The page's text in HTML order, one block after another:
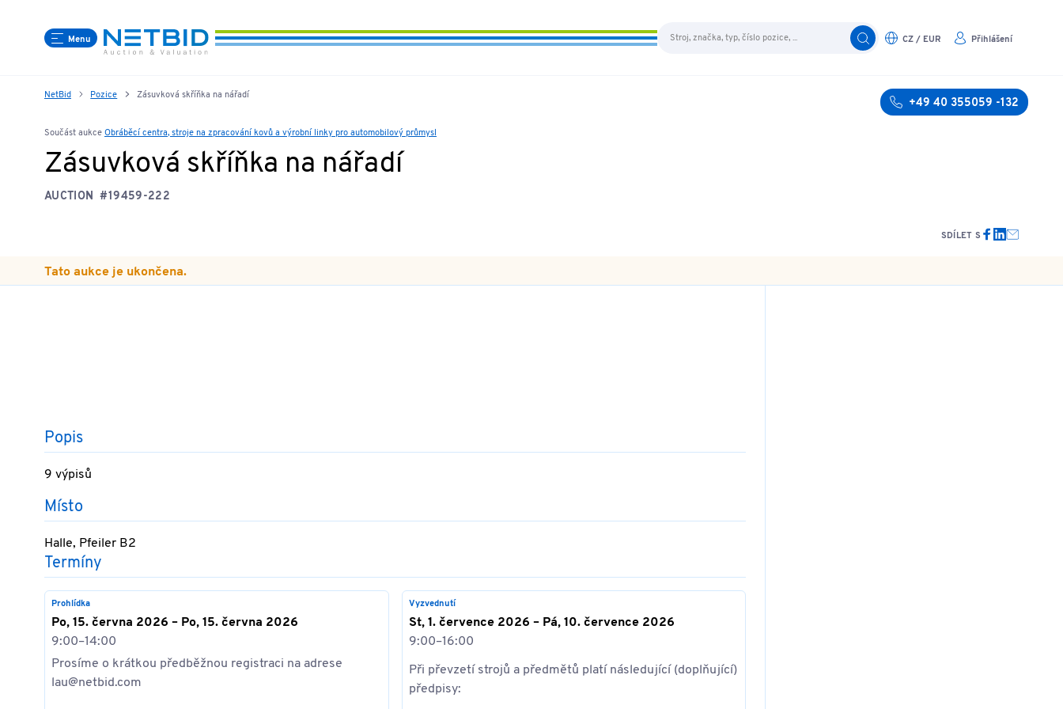
Menu CZ / EUR Přihlášení
NetBid Pozice Zásuvková skříňka na nářadí
+49 40 355059 -132
Součást aukce Obráběcí centra, stroje na zpracování kovů a výrobní linky pro automobilový průmysl
Zásuvková skříňka na nářadí
AUCTION #19459-222
SDÍLET S
Tato aukce je ukončena.
Popis
9 výpisů
Místo
Halle, Pfeiler B2
Termíny
Prohlídka
Po, 15. června 2026 – Po, 15. června 2026
9:00–14:00
Prosíme o krátkou předběžnou registraci na adrese
lau@netbid.com
Vyzvednutí
St, 1. července 2026 – Pá, 10. července 2026
9:00–16:00
Při převzetí strojů a předmětů platí následující (doplňující)
předpisy: